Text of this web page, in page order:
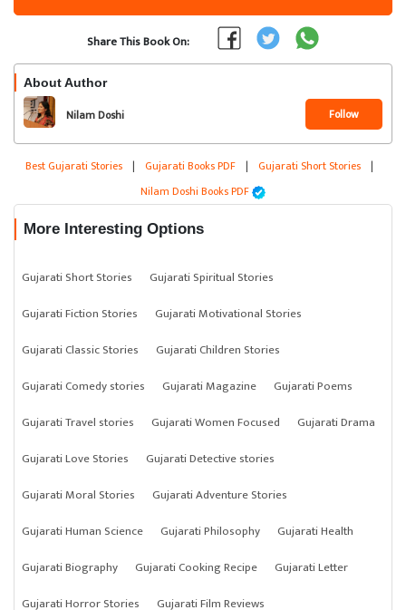
Share This Book On:
About Author
Nilam Doshi Follow
Best Gujarati Stories | Gujarati Books PDF | Gujarati Short Stories |
Nilam Doshi Books PDF
More Interesting Options
Gujarati Short Stories
Gujarati Spiritual Stories
Gujarati Fiction Stories
Gujarati Motivational Stories
Gujarati Classic Stories
Gujarati Children Stories
Gujarati Comedy stories
Gujarati Magazine
Gujarati Poems
Gujarati Travel stories
Gujarati Women Focused
Gujarati Drama
Gujarati Love Stories
Gujarati Detective stories
Gujarati Moral Stories
Gujarati Adventure Stories
Gujarati Human Science
Gujarati Philosophy
Gujarati Health
Gujarati Biography
Gujarati Cooking Recipe
Gujarati Letter
Gujarati Horror Stories
Gujarati Film Reviews